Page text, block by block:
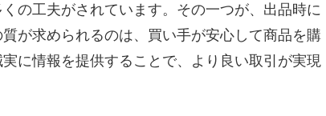
の工夫がされています。その一つが、出品時に
が求められるのは、買い手が安心して商品を購
に情報を提供することで、より良い取引が実現